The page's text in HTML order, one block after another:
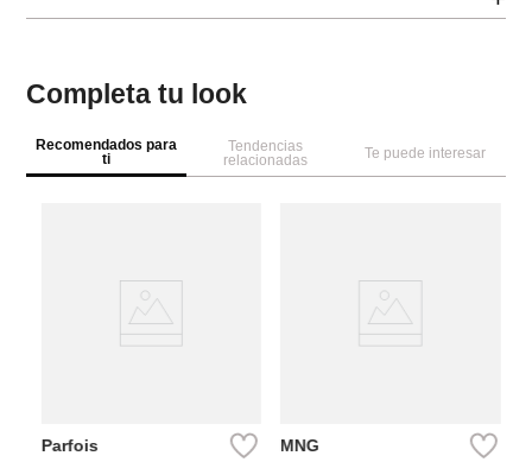
Completa tu look
Recomendados para
ti
Tendencias
relacionadas
Te puede interesar
Parfois
MNG